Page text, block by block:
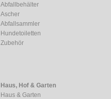
Abfallbehälter
Ascher
Abfallsammler
Hundetoiletten
Zubehör
Haus, Hof & Garten
Haus & Garten